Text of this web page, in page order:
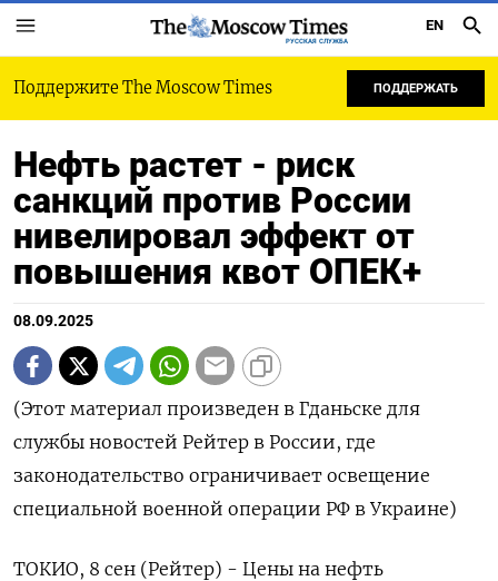
РУССКАЯ СЛУЖБА
EN
Поддержите The Moscow Times ПОДДЕРЖАТЬ
Нефть растет - риск
санкций против России
нивелировал эффект от
повышения квот ОПЕК+
08.09.2025
(Этот материал произведен в Гданьске для
службы новостей Рейтер в России, где
законодательство ограничивает освещение
специальной военной операции РФ в Украине)
ТОКИО, 8 сен (Рейтер) - Цены на нефть